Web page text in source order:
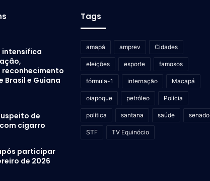
intensifica
Brasil e Guiana
de
cigarro
participar
de 2026
Tags
amapá amprev Cidades
eleições esporte famosos
fórmula-1 internação Macapá
oiapoque petróleo Polícia
política santana saúde senado
STF TV Equinócio